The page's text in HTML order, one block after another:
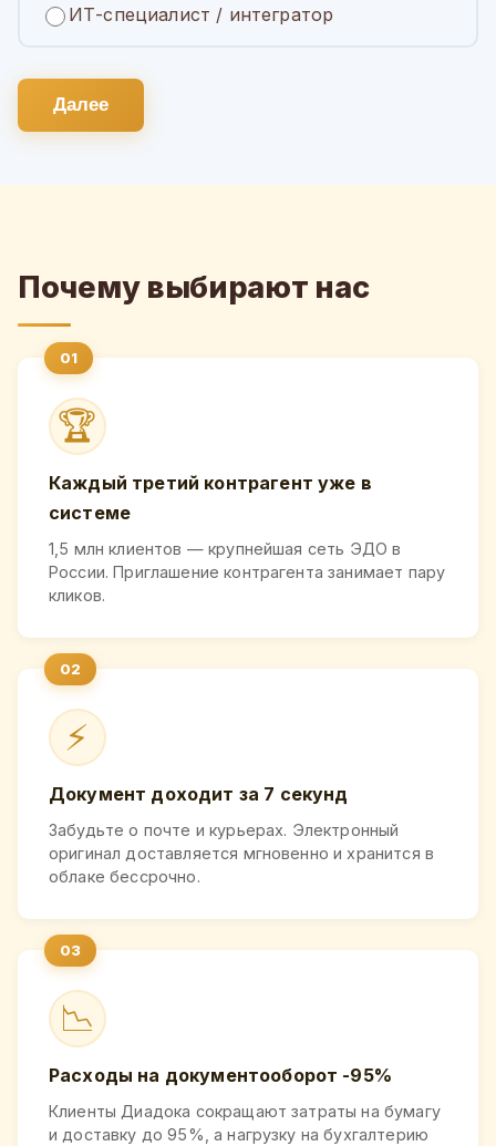
ИТ-специалист / интегратор
Далее
Почему выбирают нас
🏆
Каждый третий контрагент уже в
системе
1,5 млн клиентов — крупнейшая сеть ЭДО в
России. Приглашение контрагента занимает пару
кликов.
⚡
Документ доходит за 7 секунд
Забудьте о почте и курьерах. Электронный
оригинал доставляется мгновенно и хранится в
облаке бессрочно.
📉
Расходы на документооборот -95%
Клиенты Диадока сокращают затраты на бумагу
и доставку до 95%, а нагрузку на бухгалтерию